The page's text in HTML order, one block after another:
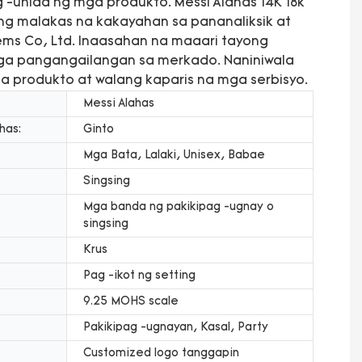
ng mga produkto. Messi Alahas 14K 18k
malakas na kakayahan sa pananaliksik at
Co, Ltd. Inaasahan na maaari tayong
pangangailangan sa merkado. Naniniwala
produkto at walang kaparis na mga serbisyo.
Messi Alahas
Ginto
Mga Bata, Lalaki, Unisex, Babae
Singsing
Mga banda ng pakikipag -ugnay o
singsing
Krus
Pag -ikot ng setting
9.25 MOHS scale
Pakikipag -ugnayan, Kasal, Party
Customized logo tanggapin